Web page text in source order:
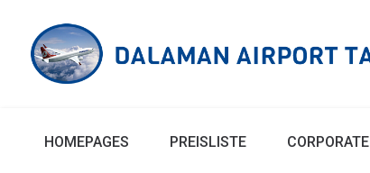
HOMEPAGES PREISLISTE CORPORATE